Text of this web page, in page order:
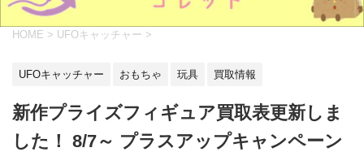
HOME > UFOキャッチャー >
UFOキャッチャー おもちゃ 玩具 買取情報
新作プライズフィギュア買取表更新しま
した！ 8/7～ プラスアップキャンペーン